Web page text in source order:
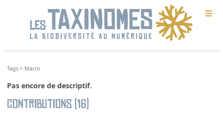
≡
Tags > Macro
Pas encore de descriptif.
Contributions (16)